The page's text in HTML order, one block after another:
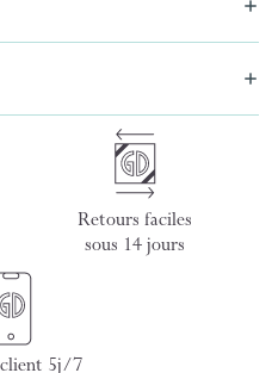
Retours faciles
sous 14 jours
client 5j/7